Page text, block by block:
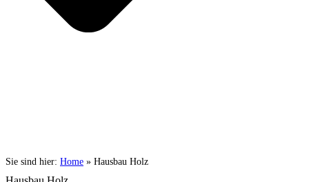
Sie sind hier: Home » Hausbau Holz